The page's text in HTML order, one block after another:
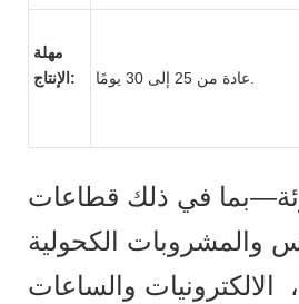
مهلة
الإنتاج:
في ذلك قطاعات
والمشروبات الكحولية
الالكترونيات والساعات